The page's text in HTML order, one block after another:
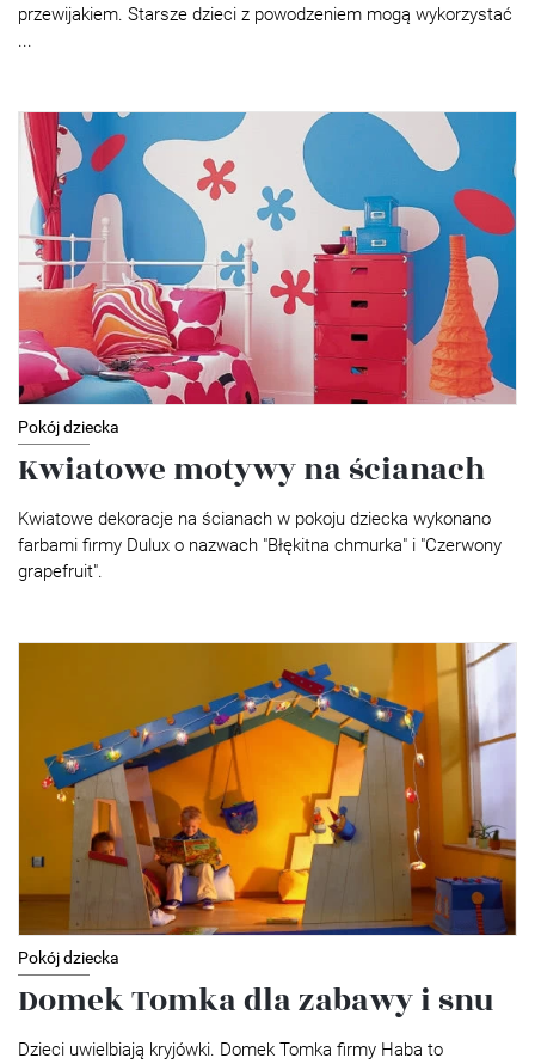
przewijakiem. Starsze dzieci z powodzeniem mogą wykorzystać
...
Pokój dziecka
Kwiatowe motywy na ścianach
Kwiatowe dekoracje na ścianach w pokoju dziecka wykonano
farbami firmy Dulux o nazwach "Błękitna chmurka" i "Czerwony
grapefruit".
Pokój dziecka
Domek Tomka dla zabawy i snu
Dzieci uwielbiają kryjówki. Domek Tomka firmy Haba to